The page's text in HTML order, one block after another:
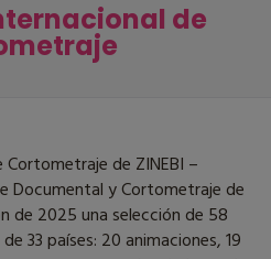
de
de ZINEBI –
Documental y Cortometraje de
de 2025 una selección de 58
33 países: 20 animaciones, 19